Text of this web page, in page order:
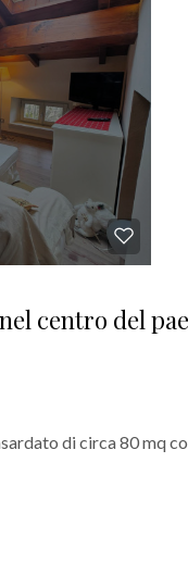
centro del
di circa 80 mq